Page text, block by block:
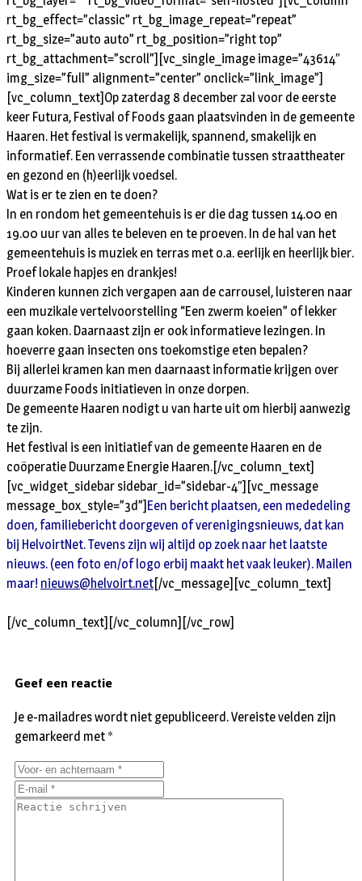
rt_bg_effect=”classic” rt_bg_image_repeat=”repeat”
rt_bg_size=”auto auto” rt_bg_position=”right top”
rt_bg_attachment=”scroll”][vc_single_image image=”43614″
img_size=”full” alignment=”center” onclick=”link_image”]
[vc_column_text]Op zaterdag 8 december zal voor de eerste
keer Futura, Festival of Foods gaan plaatsvinden in de gemeente
Haaren. Het festival is vermakelijk, spannend, smakelijk en
informatief. Een verrassende combinatie tussen straattheater
en gezond en (h)eerlijk voedsel.
Wat is er te zien en te doen?
In en rondom het gemeentehuis is er die dag tussen 14.00 en
19.00 uur van alles te beleven en te proeven. In de hal van het
gemeentehuis is muziek en terras met o.a. eerlijk en heerlijk bier.
Proef lokale hapjes en drankjes!
Kinderen kunnen zich vergapen aan de carrousel, luisteren naar
een muzikale vertelvoorstelling “Een zwerm koeien” of lekker
gaan koken. Daarnaast zijn er ook informatieve lezingen. In
hoeverre gaan insecten ons toekomstige eten bepalen?
Bij allerlei kramen kan men daarnaast informatie krijgen over
duurzame Foods initiatieven in onze dorpen.
De gemeente Haaren nodigt u van harte uit om hierbij aanwezig
te zijn.
Het festival is een initiatief van de gemeente Haaren en de
coöperatie Duurzame Energie Haaren.[/vc_column_text]
[vc_widget_sidebar sidebar_id=”sidebar-4″][vc_message
message_box_style=”3d”] Een bericht plaatsen, een mededeling
doen, familiebericht doorgeven of verenigingsnieuws, dat kan
bij HelvoirtNet. Tevens zijn wij altijd op zoek naar het laatste
nieuws. (een foto en/of logo erbij maakt het vaak leuker). Mailen
maar! nieuws@helvoirt.net[/vc_message][vc_column_text]
[/vc_column_text][/vc_column][/vc_row]
Geef een reactie
Je e-mailadres wordt niet gepubliceerd.Vereiste velden zijn
gemarkeerd met *